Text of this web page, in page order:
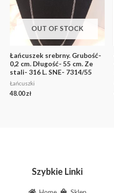
OUT OF STOCK
Łańcuszek srebrny. Grubość-
0,2 cm. Długość- 55 cm. Ze
stali- 316 L. SNE- 7314/55
Łańcuszki
48.00zł
Szybkie Linki